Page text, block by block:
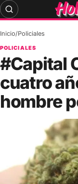
Skip
to
Inicio/Policiales
POLICIALES
#Capital
cuatro
hombre